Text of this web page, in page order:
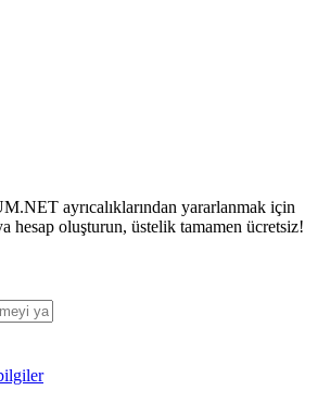
ayrıcalıklarından yararlanmak için
hesap oluşturun, üstelik tamamen ücretsiz!